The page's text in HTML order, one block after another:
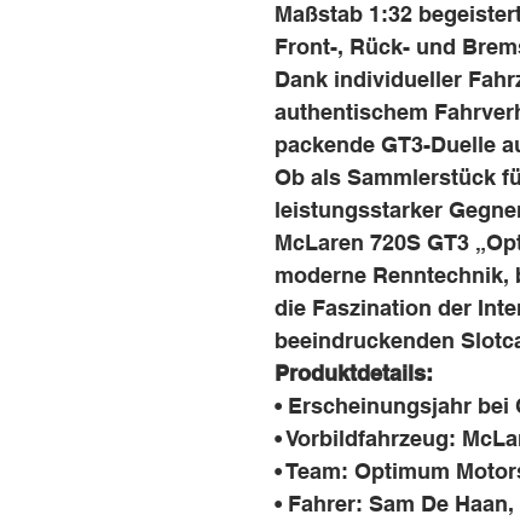
Maßstab 1:32
Front-, Rück- und
Dank individueller
authentischem
packende GT3-Duelle
Ob als Sammlerstück
leistungsstarker
McLaren 720S GT3
moderne
die Faszination der
beeindruckenden
Produktdetails:
• Erscheinungsjahr bei
• Vorbildfahrzeug:
• Team: Optimum
• Fahrer: Sam De